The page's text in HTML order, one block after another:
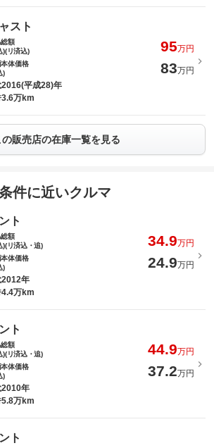
スト
額
)(リ済込)
95万円
体価格
)
83万円
2016(平成28)年
3.6万km
の販売店の在庫一覧を見る
件に近いクルマ
ト
額
)(リ済込・追)
34.9万円
体価格
)
24.9万円
2012年
4.4万km
ト
額
)(リ済込・追)
44.9万円
体価格
)
37.2万円
2010年
5.8万km
ト